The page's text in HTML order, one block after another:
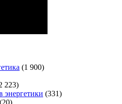
(1 900)
223)
энергетики (331)